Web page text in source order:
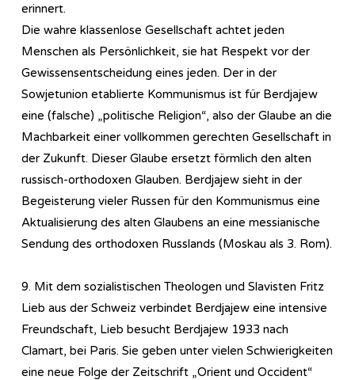
erinnert.
Die wahre klassenlose Gesellschaft achtet jeden
Menschen als Persönlichkeit, sie hat Respekt vor der
Gewissensentscheidung eines jeden. Der in der
Sowjetunion etablierte Kommunismus ist für Berdjajew
eine (falsche) „politische Religion“, also der Glaube an die
Machbarkeit einer vollkommen gerechten Gesellschaft in
der Zukunft. Dieser Glaube ersetzt förmlich den alten
russisch-orthodoxen Glauben. Berdjajew sieht in der
Begeisterung vieler Russen für den Kommunismus eine
Aktualisierung des alten Glaubens an eine messianische
Sendung des orthodoxen Russlands (Moskau als 3. Rom).
9. Mit dem sozialistischen Theologen und Slavisten Fritz
Lieb aus der Schweiz verbindet Berdjajew eine intensive
Freundschaft, Lieb besucht Berdjajew 1933 nach
Clamart, bei Paris. Sie geben unter vielen Schwierigkeiten
eine neue Folge der Zeitschrift „Orient und Occident“